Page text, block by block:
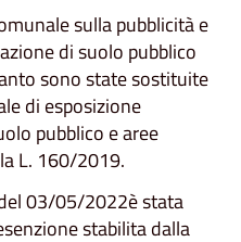
sulla pubblicità e
di suolo pubblico
sono state sostituite
di esposizione
pubblico e aree
L. 160/2019.
03/05/2022è stata
stabilita dalla